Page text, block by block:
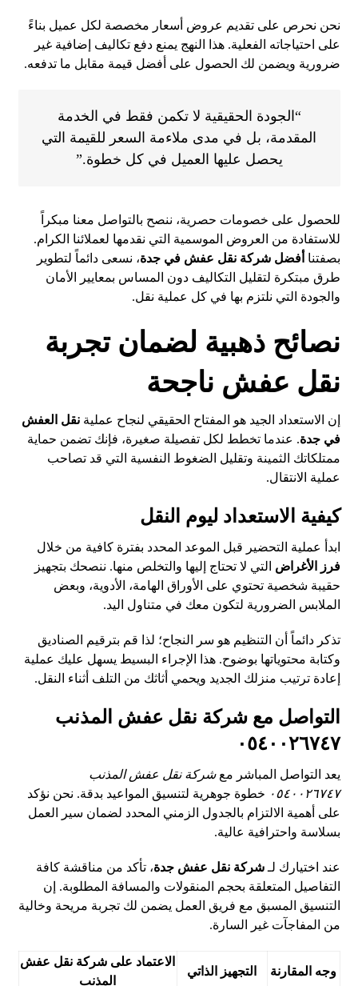
نحن نحرص على تقديم عروض أسعار مخصصة لكل عميل بناءً
على احتياجاته الفعلية. هذا النهج يمنع دفع تكاليف إضافية غير
ضرورية ويضمن لك الحصول على أفضل قيمة مقابل ما تدفعه.
“الجودة الحقيقية لا تكمن فقط في الخدمة
المقدمة، بل في مدى ملاءمة السعر للقيمة التي
يحصل عليها العميل في كل خطوة.”
للحصول على خصومات حصرية، ننصح بالتواصل معنا مبكراً
للاستفادة من العروض الموسمية التي نقدمها لعملائنا الكرام.
بصفتنا أفضل شركة نقل عفش في جدة، نسعى دائماً لتطوير
طرق مبتكرة لتقليل التكاليف دون المساس بمعايير الأمان
والجودة التي نلتزم بها في كل عملية نقل.
نصائح ذهبية لضمان تجربة
نقل عفش ناجحة
إن الاستعداد الجيد هو المفتاح الحقيقي لنجاح عمليةنقل العفش
في جدة. عندما تخطط لكل تفصيلة صغيرة، فإنك تضمن حماية
ممتلكاتك الثمينة وتقليل الضغوط النفسية التي قد تصاحب
عملية الانتقال.
كيفية الاستعداد ليوم النقل
ابدأ عملية التحضير قبل الموعد المحدد بفترة كافية من خلال
فرز الأغراض التي لا تحتاج إليها والتخلص منها. ننصحك بتجهيز
حقيبة شخصية تحتوي على الأوراق الهامة، الأدوية، وبعض
الملابس الضرورية لتكون معك في متناول اليد.
تذكر دائماً أن التنظيم هو سر النجاح؛ لذا قم بترقيم الصناديق
وكتابة محتوياتها بوضوح. هذا الإجراء البسيط يسهل عليك عملية
إعادة ترتيب منزلك الجديد ويحمي أثاثك من التلف أثناء النقل.
التواصل مع شركة نقل عفش المذنب
٠٥٤٠٠٢٦٧٤٧
يعد التواصل المباشر معشركة نقل عفشالمذنب
٠٥٤٠٠٢٦٧٤٧ خطوة جوهرية لتنسيق المواعيد بدقة. نحن نؤكد
على أهمية الالتزام بالجدول الزمني المحدد لضمان سير العمل
بسلاسة واحترافية عالية.
عند اختيارك لـشركة نقل عفش جدة، تأكد من مناقشة كافة
التفاصيل المتعلقة بحجم المنقولات والمسافة المطلوبة. إن
التنسيق المسبق مع فريق العمل يضمن لك تجربة مريحة وخالية
من المفاجآت غير السارة.
وجه المقارنة التجهيز الذاتي
الاعتماد على شركة نقل عفش
المذنب